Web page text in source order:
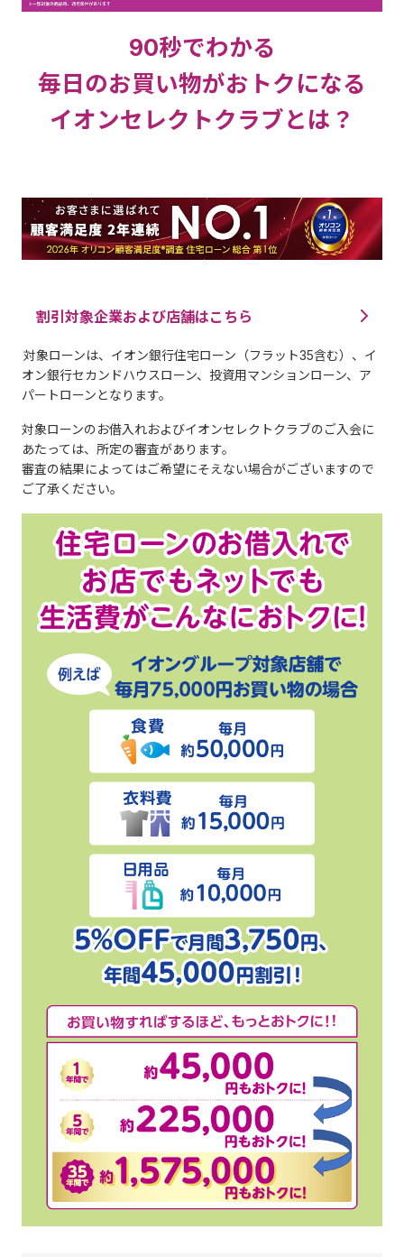
90秒でわかる
毎日のお買い物がおトクになる
イオンセレクトクラブとは？
割引対象企業および店舗はこちら
対象ローンは、イオン銀行住宅ローン（フラット35含む）、イ
オン銀行セカンドハウスローン、投資用マンションローン、ア
パートローンとなります。
対象ローンのお借入れおよびイオンセレクトクラブのご入会に
あたっては、所定の審査があります。
審査の結果によってはご希望にそえない場合がございますので
ご了承ください。